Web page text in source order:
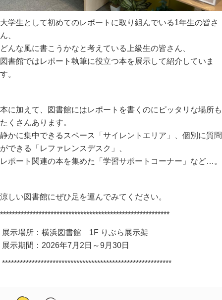
大学生として初めてのレポートに取り組んでいる1年生の皆さ
ん、
どんな風に書こうかなと考えている上級生の皆さん、
図書館ではレポート執筆に役立つ本を展示して紹介していま
す。
本に加えて、図書館にはレポートを書くのにピッタリな場所も
たくさんあります。
静かに集中できるスペース「サイレントエリア」、個別に質問
ができる「レファレンスデスク」、
レポート関連の本を集めた「学習サポートコーナー」など…。
涼しい図書館にぜひ足を運んでみてください。
*********************************************************
展示場所：横浜図書館 1F りぶら展示架
展示期間： 2026年7 月 2 日～9月30日
*********************************************************